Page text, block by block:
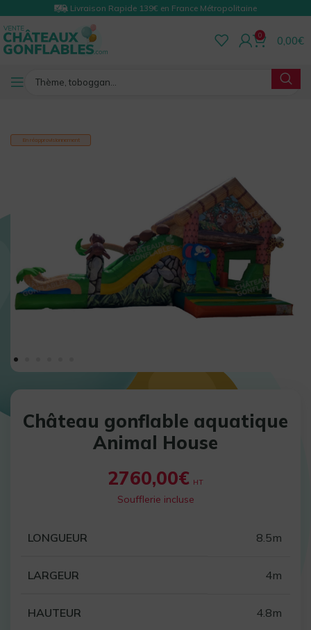
Livraison Rapide 139€ en France Métropolitaine
0 0,00€
En réapprovisionnement
Château gonflable aquatique
Animal House
2760,00€ HT
Soufflerie incluse
LONGUEUR 8.5m
LARGEUR 4m
HAUTEUR 4.8m